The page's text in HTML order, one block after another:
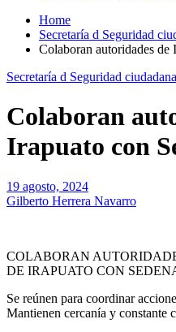
Home
Secretaría d Seguridad
Colaboran autoridades de
Secretaría d Seguridad ciudadana
Colaboran
Irapuato con
19 agosto, 2024
Gilberto Herrera Navarro
COLABORAN
DE IRAPUATO CON
Se reúnen para coordinar
Mantienen cercanía y constante